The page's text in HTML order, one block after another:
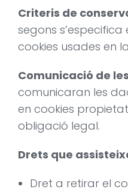
Criteris de
segons
cookies usades en
Comunicació de
comunicaran les
en cookies
obligació legal.
Drets que
Dret a retirar el